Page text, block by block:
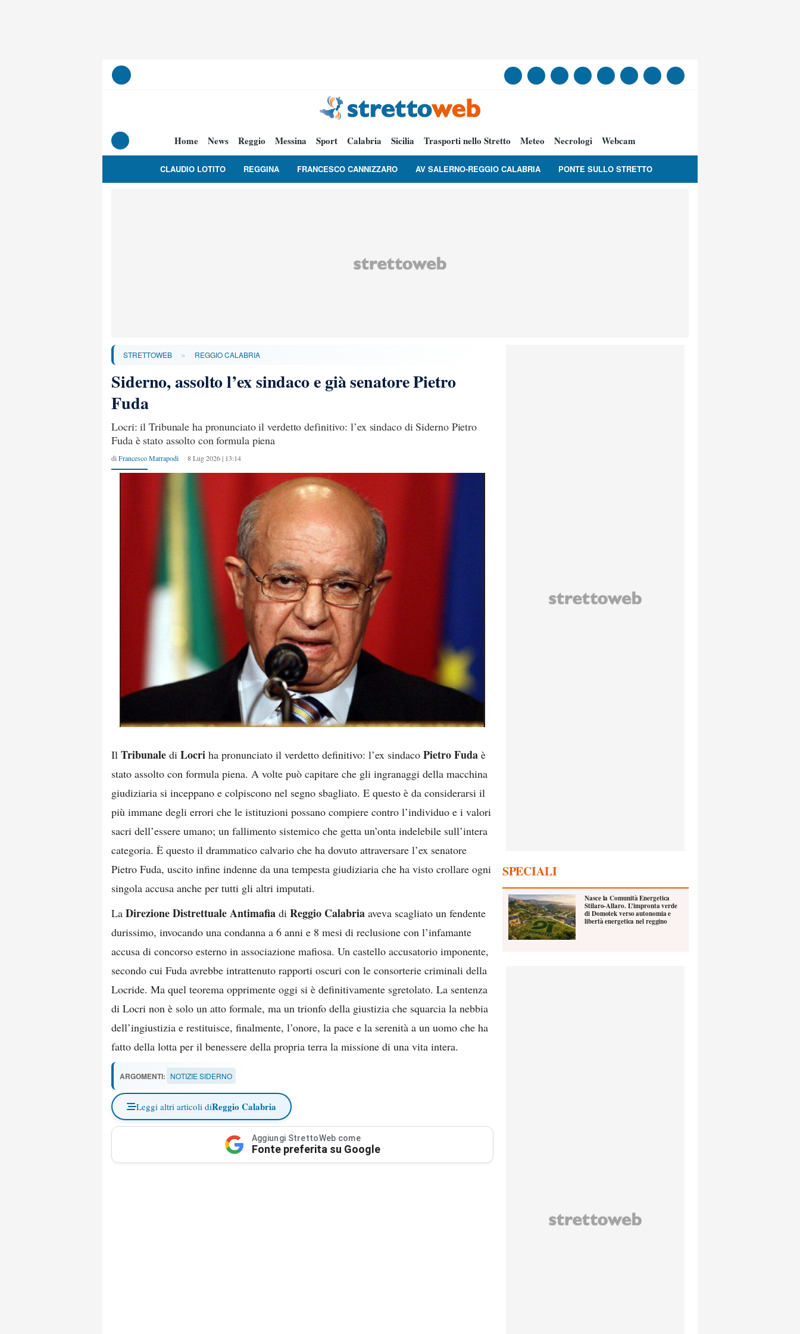
Home News Reggio Messina Sport Calabria Sicilia Trasporti nello Stretto Meteo Necrologi Webcam
CLAUDIO LOTITO REGGINA FRANCESCO CANNIZZARO AV SALERNO-REGGIO CALABRIA PONTE SULLO STRETTO
STRETTOWEB » REGGIO CALABRIA
Siderno, assolto l’ex sindaco e già senatore Pietro
Fuda
Locri: il Tribunale ha pronunciato il verdetto definitivo: l’ex sindaco di Siderno Pietro
Fuda è stato assolto con formula piena
di Francesco Marrapodi 8 Lug 2026 | 13:14
Il Tribunale di Locri ha pronunciato il verdetto definitivo: l’ex sindaco Pietro Fuda è
stato assolto con formula piena. A volte può capitare che gli ingranaggi della macchina
giudiziaria si inceppano e colpiscono nel segno sbagliato. E questo è da considerarsi il
più immane degli errori che le istituzioni possano compiere contro l’individuo e i valori
sacri dell’essere umano; un fallimento sistemico che getta un’onta indelebile sull’intera
categoria. È questo il drammatico calvario che ha dovuto attraversare l’ex senatore
Pietro Fuda, uscito infine indenne da una tempesta giudiziaria che ha visto crollare ogni
singola accusa anche per tutti gli altri imputati.
La Direzione Distrettuale Antimafia di Reggio Calabria aveva scagliato un fendente
durissimo, invocando una condanna a 6 anni e 8 mesi di reclusione con l’infamante
accusa di concorso esterno in associazione mafiosa. Un castello accusatorio imponente,
secondo cui Fuda avrebbe intrattenuto rapporti oscuri con le consorterie criminali della
Locride. Ma quel teorema opprimente oggi si è definitivamente sgretolato. La sentenza
di Locri non è solo un atto formale, ma un trionfo della giustizia che squarcia la nebbia
dell’ingiustizia e restituisce, finalmente, l’onore, la pace e la serenità a un uomo che ha
fatto della lotta per il benessere della propria terra la missione di una vita intera.
ARGOMENTI: NOTIZIE SIDERNO
Leggi altri articoli diReggio Calabria
Aggiungi StrettoWeb come
Fonte preferita su Google
SPECIALI
Nasce la Comunità Energetica
Stilaro-Allaro. L’impronta verde
di Domotek verso autonomia e
libertà energetica nel reggino